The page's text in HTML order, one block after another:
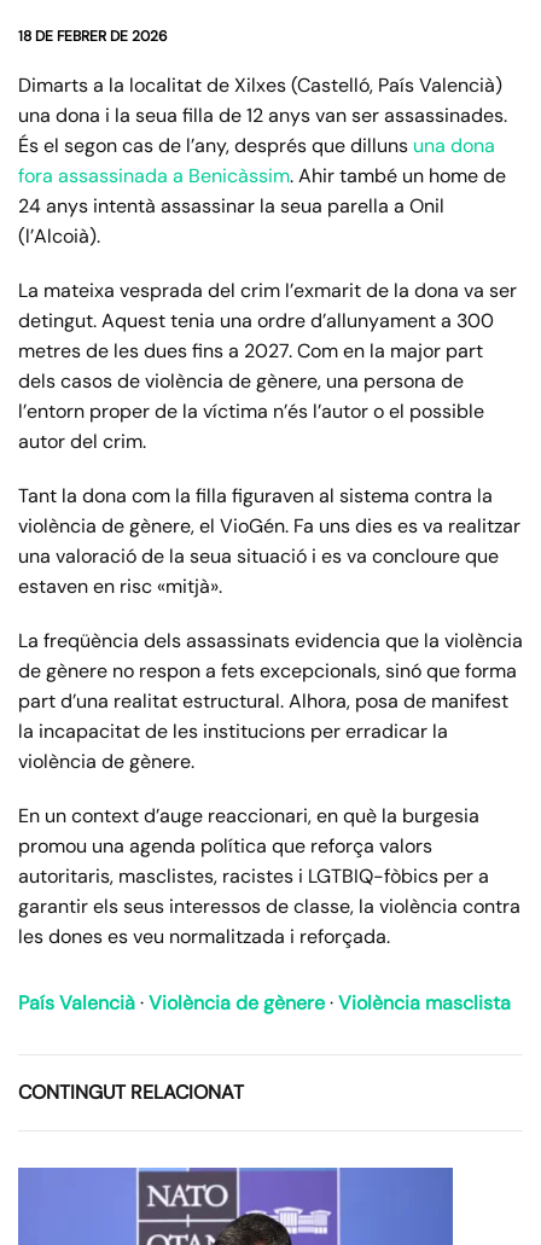
18 DE FEBRER DE 2026
Dimarts a la localitat de Xilxes (Castelló, País Valencià)
una dona i la seua filla de 12 anys van ser assassinades.
És el segon cas de l’any, després que dilluns una dona
fora assassinada a Benicàssim. Ahir també un home de
24 anys intentà assassinar la seua parella a Onil
(l’Alcoià).
La mateixa vesprada del crim l’exmarit de la dona va ser
detingut. Aquest tenia una ordre d’allunyament a 300
metres de les dues fins a 2027. Com en la major part
dels casos de violència de gènere, una persona de
l’entorn proper de la víctima n’és l’autor o el possible
autor del crim.
Tant la dona com la filla figuraven al sistema contra la
violència de gènere, el VioGén. Fa uns dies es va realitzar
una valoració de la seua situació i es va concloure que
estaven en risc «mitjà».
La freqüència dels assassinats evidencia que la violència
de gènere no respon a fets excepcionals, sinó que forma
part d’una realitat estructural. Alhora, posa de manifest
la incapacitat de les institucions per erradicar la
violència de gènere.
En un context d’auge reaccionari, en què la burgesia
promou una agenda política que reforça valors
autoritaris, masclistes, racistes i LGTBIQ-fòbics per a
garantir els seus interessos de classe, la violència contra
les dones es veu normalitzada i reforçada.
País Valencià·Violència de gènere·Violència masclista
CONTINGUT RELACIONAT